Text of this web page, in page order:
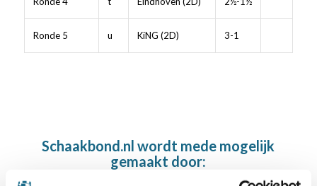
Ronde 5 u KiNG (2D) 3-1
Schaakbond.nl wordt mede mogelijk
gemaakt door: